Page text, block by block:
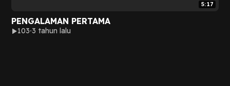
5:17
PENGALAMAN PERTAMA
103 3 tahun lalu